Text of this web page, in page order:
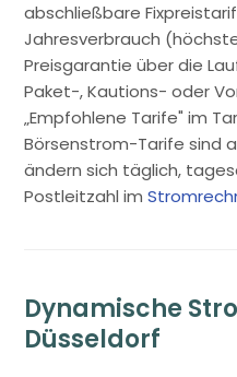
abschließbare
Jahresverbrauch
Preisgarantie über die
Paket-, Kautions- oder
„Empfohlene Tarife" im
Börsenstrom-Tarife sind
ändern sich täglich,
Postleitzahl im
Dynamische
Düsseldorf